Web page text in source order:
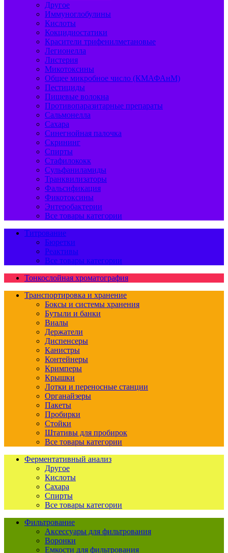
Другое
Иммуноглобулины
Кислоты
Кокцидиостатики
Красители трифенилметановые
Легионелла
Листерия
Микотоксины
Общее микробное число (КМАФАнМ)
Пестициды
Пищевые волокна
Противопаразитарные препараты
Сальмонелла
Сахара
Синегнойная палочка
Скрининг
Спирты
Стафилококк
Сульфаниламиды
Транквилизаторы
Фальсификация
Фикотоксины
Энтеробактерии
Все товары категории
Титрование
Бюретки
Реактивы
Все товары категории
Тонкослойная хроматография
Транспортировка и хранение
Боксы и системы хранения
Бутыли и банки
Виалы
Держатели
Диспенсеры
Канистры
Контейнеры
Кримперы
Крышки
Лотки и переносные станции
Органайзеры
Пакеты
Пробирки
Стойки
Штативы для пробирок
Все товары категории
Ферментативный анализ
Другое
Кислоты
Сахара
Спирты
Все товары категории
Фильтрование
Аксессуары для фильтрования
Воронки
Емкости для фильтрования